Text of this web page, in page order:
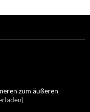
zum äußeren